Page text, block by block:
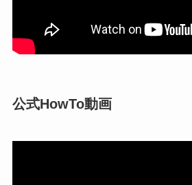
公式HowTo動画